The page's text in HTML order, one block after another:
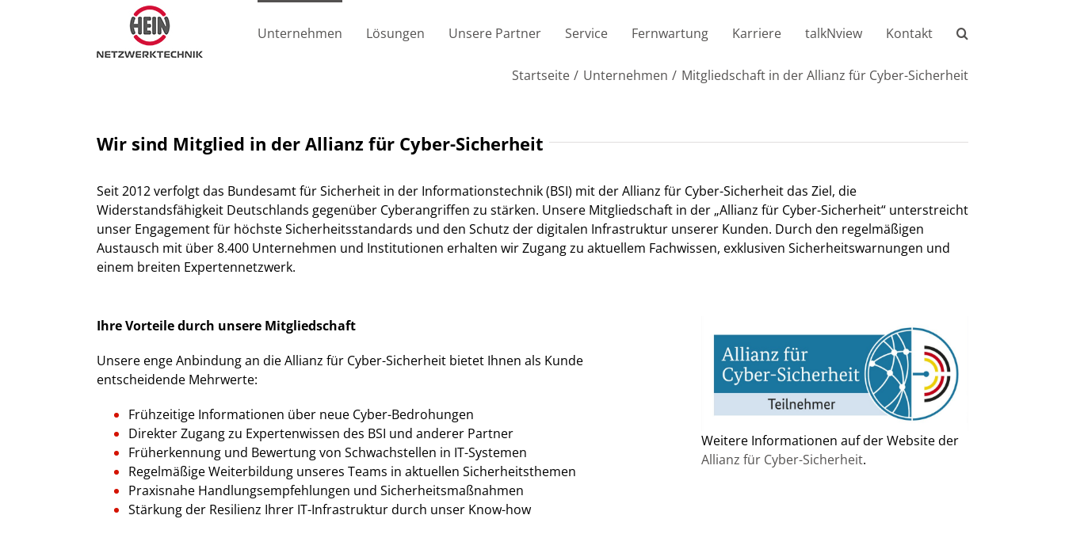
Unternehmen Lösungen Unsere Partner Service Fernwartung Karriere talkNview Kontakt
Startseite Unternehmen Mitgliedschaft in der Allianz für Cyber-Sicherheit
Wir sind Mitglied in der Allianz für Cyber-Sicherheit
Seit 2012 verfolgt das Bundesamt für Sicherheit in der Informationstechnik (BSI) mit der Allianz für Cyber-Sicherheit das Ziel, die
Widerstandsfähigkeit Deutschlands gegenüber Cyberangriffen zu stärken. Unsere Mitgliedschaft in der „Allianz für Cyber-Sicherheit“ unterstreicht
unser Engagement für höchste Sicherheitsstandards und den Schutz der digitalen Infrastruktur unserer Kunden. Durch den regelmäßigen
Austausch mit über 8.400 Unternehmen und Institutionen erhalten wir Zugang zu aktuellem Fachwissen, exklusiven Sicherheitswarnungen und
einem breiten Expertennetzwerk.
Ihre Vorteile durch unsere Mitgliedschaft
Unsere enge Anbindung an die Allianz für Cyber-Sicherheit bietet Ihnen als Kunde
entscheidende Mehrwerte:
Frühzeitige Informationen über neue Cyber-Bedrohungen
Direkter Zugang zu Expertenwissen des BSI und anderer Partner
Früherkennung und Bewertung von Schwachstellen in IT-Systemen
Regelmäßige Weiterbildung unseres Teams in aktuellen Sicherheitsthemen
Praxisnahe Handlungsempfehlungen und Sicherheitsmaßnahmen
Stärkung der Resilienz Ihrer IT-Infrastruktur durch unser Know-how
Weitere Informationen auf der Website der
Allianz für Cyber-Sicherheit.